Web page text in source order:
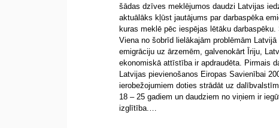
šādas dzīves meklējumos daudzi Latvijas
aktuālāks kļūst jautājums par darbaspēka
kuras meklē pēc iespējas lētāku
Viena no šobrīd lielākajām problēmām
emigrāciju uz ārzemēm, galvenokārt Īriju,
ekonomiskā attīstība ir apdraudēta. Pirmais
Latvijas pievienošanos Eiropas Savienībai
ierobežojumiem doties strādāt uz
18 – 25 gadiem un daudziem no viņiem ir
izglītība.…